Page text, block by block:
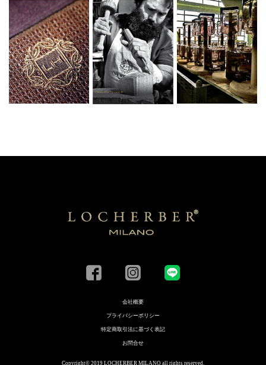
会社概要
プライバシーポリシー
特定商取引法に基づく表記
お問合せ
Copyright© 2019 LOCHERBER MILANO all rights reserved.